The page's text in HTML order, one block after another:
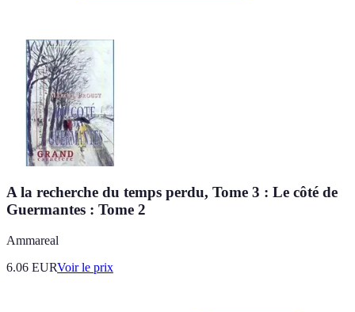
A la recherche du temps perdu, Tome 3 : Le côté de
Guermantes : Tome 2
Ammareal
6.06 EURVoir le prix